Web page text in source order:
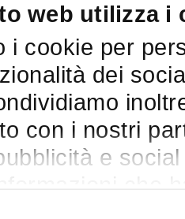
web utilizza i
i cookie per
dei
con i nostri
e